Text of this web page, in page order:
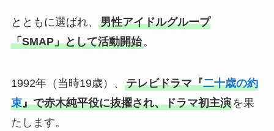
とともに選ばれ、 男性アイドルグループ
「SMAP」として活動開始。
1992年（当時19歳）、 テレビドラマ『二十歳の約
束』で赤木純平役に抜擢され、ドラマ初主演を果
たします。